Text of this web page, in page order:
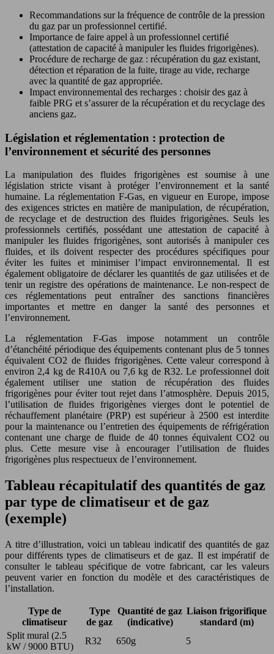
Recommandations sur la fréquence de contrôle de la pression
du gaz par un professionnel certifié.
Importance de faire appel à un professionnel certifié
(attestation de capacité à manipuler les fluides frigorigènes).
Procédure de recharge de gaz : récupération du gaz existant,
détection et réparation de la fuite, tirage au vide, recharge
avec la quantité de gaz appropriée.
Impact environnemental des recharges : choisir des gaz à
faible PRG et s’assurer de la récupération et du recyclage des
anciens gaz.
Législation et réglementation : protection de
l’environnement et sécurité des personnes
La manipulation des fluides frigorigènes est soumise à une
législation stricte visant à protéger l’environnement et la santé
humaine. La réglementation F-Gas, en vigueur en Europe, impose
des exigences strictes en matière de manipulation, de récupération,
de recyclage et de destruction des fluides frigorigènes. Seuls les
professionnels certifiés, possédant une attestation de capacité à
manipuler les fluides frigorigènes, sont autorisés à manipuler ces
fluides, et ils doivent respecter des procédures spécifiques pour
éviter les fuites et minimiser l’impact environnemental. Il est
également obligatoire de déclarer les quantités de gaz utilisées et de
tenir un registre des opérations de maintenance. Le non-respect de
ces réglementations peut entraîner des sanctions financières
importantes et mettre en danger la santé des personnes et
l’environnement.
La réglementation F-Gas impose notamment un contrôle
d’étanchéité périodique des équipements contenant plus de 5 tonnes
équivalent CO2 de fluides frigorigènes. Cette valeur correspond à
environ 2,4 kg de R410A ou 7,6 kg de R32. Le professionnel doit
également utiliser une station de récupération des fluides
frigorigènes pour éviter tout rejet dans l’atmosphère. Depuis 2015,
l’utilisation de fluides frigorigènes vierges dont le potentiel de
réchauffement planétaire (PRP) est supérieur à 2500 est interdite
pour la maintenance ou l’entretien des équipements de réfrigération
contenant une charge de fluide de 40 tonnes équivalent CO2 ou
plus. Cette mesure vise à encourager l’utilisation de fluides
frigorigènes plus respectueux de l’environnement.
Tableau récapitulatif des quantités de gaz
par type de climatiseur et de gaz
(exemple)
A titre d’illustration, voici un tableau indicatif des quantités de gaz
pour différents types de climatiseurs et de gaz. Il est impératif de
consulter le tableau spécifique de votre fabricant, car les valeurs
peuvent varier en fonction du modèle et des caractéristiques de
l’installation.
Type de
climatiseur
Type
de gaz
Quantité de gaz
(indicative)
Liaison frigorifique
standard (m)
Split mural (2.5
kW / 9000 BTU)
R32 650g
5